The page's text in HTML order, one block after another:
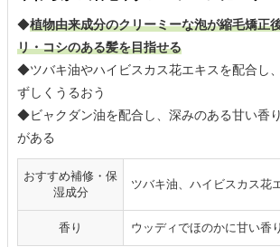
◆植物由来成分のクリーミーな泡が縮毛矯正
リ・コシのある髪を目指せる
◆ツバキ油やハイビスカス花エキスを配合し
ずしくうるおう
◆ビャクダン油を配合し、深みのある甘い香
がある
おすすめ補修・保
湿成分
ツバキ油、ハイビスカス花
香り ウッディでほのかに甘い香り